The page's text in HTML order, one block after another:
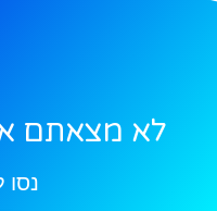
לא מצאתם